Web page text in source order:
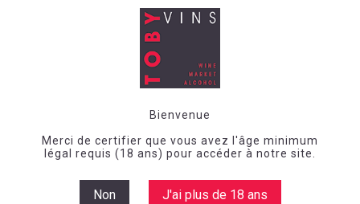
Bienvenue
Merci de certifier que vous avez l'âge minimum
légal requis (18 ans) pour accéder à notre site.
Non J'ai plus de 18 ans